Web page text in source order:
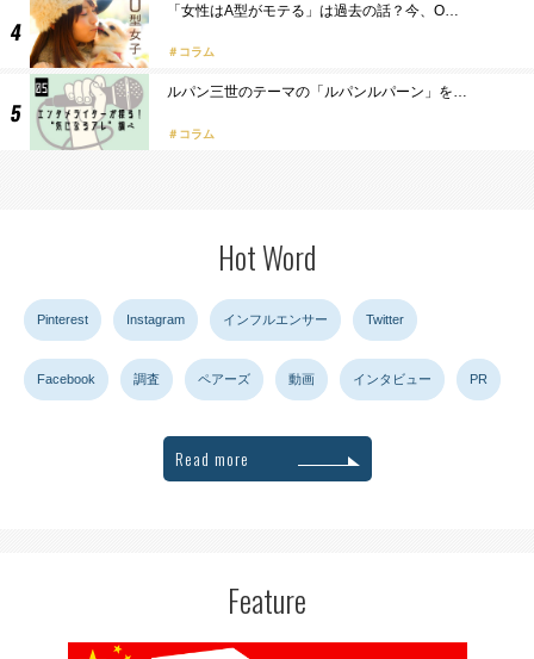
「女性はA型がモテる」は過去の話？今、O…
コラム
ルパン三世のテーマの「ルパンルパーン」を…
コラム
Hot Word
Pinterest Instagram インフルエンサー Twitter
Facebook 調査 ペアーズ 動画 インタビュー PR
Read more
Feature